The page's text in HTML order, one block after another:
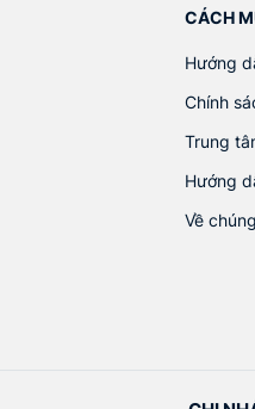
CÁCH
Hướng
Chính
Trung
Hướng
Về